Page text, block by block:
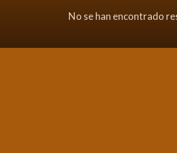
No se han encontrado